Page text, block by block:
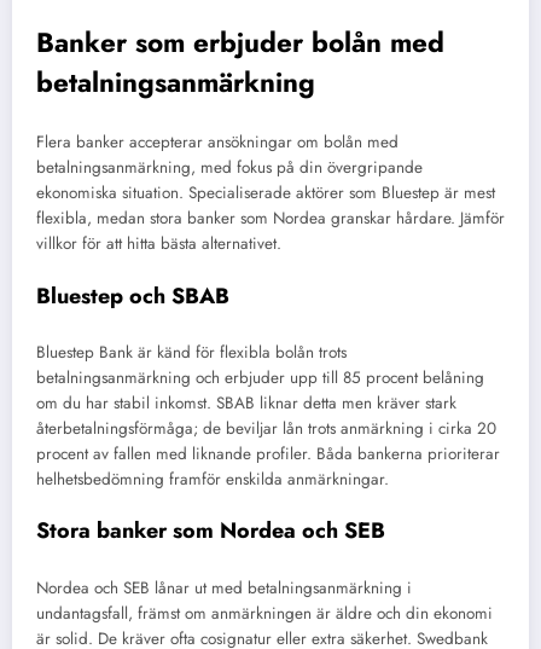
Banker som erbjuder bolån med
betalningsanmärkning
Flera banker accepterar ansökningar om bolån med
betalningsanmärkning, med fokus på din övergripande
ekonomiska situation. Specialiserade aktörer som Bluestep är mest
flexibla, medan stora banker som Nordea granskar hårdare. Jämför
villkor för att hitta bästa alternativet.
Bluestep och SBAB
Bluestep Bank är känd för flexibla bolån trots
betalningsanmärkning och erbjuder upp till 85 procent belåning
om du har stabil inkomst. SBAB liknar detta men kräver stark
återbetalningsförmåga; de beviljar lån trots anmärkning i cirka 20
procent av fallen med liknande profiler. Båda bankerna prioriterar
helhetsbedömning framför enskilda anmärkningar.
Stora banker som Nordea och SEB
Nordea och SEB lånar ut med betalningsanmärkning i
undantagsfall, främst om anmärkningen är äldre och din ekonomi
är solid. De kräver ofta cosignatur eller extra säkerhet. Swedbank